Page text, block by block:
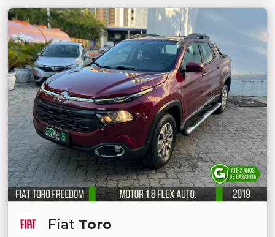
Fiat Toro